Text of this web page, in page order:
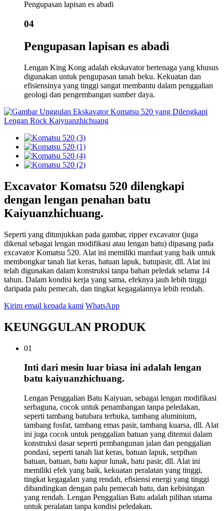
Pengupasan lapisan es abadi
04
Pengupasan lapisan es abadi
Lengan King Kong adalah ekskavator bertenaga yang khusus
digunakan untuk pengupasan tanah beku. Kekuatan dan
efisiensinya yang tinggi sangat membantu dalam penggalian
geologi dan pengembangan sumber daya.
Excavator Komatsu 520 dilengkapi
dengan lengan penahan batu
Kaiyuanzhichuang.
Seperti yang ditunjukkan pada gambar, ripper excavator (juga
dikenal sebagai lengan modifikasi atau lengan batu) dipasang pada
excavator Komatsu 520. Alat ini memiliki manfaat yang baik untuk
membongkar tanah liat keras, batuan lapuk, batupasir, dll. Alat ini
telah digunakan dalam konstruksi tanpa bahan peledak selama 14
tahun. Dalam kondisi kerja yang sama, efeknya jauh lebih tinggi
daripada palu pemecah, dan tingkat kegagalannya lebih rendah.
Kirim email kepada kami WhatsApp
KEUNGGULAN PRODUK
01
Inti dari mesin luar biasa ini adalah lengan
batu kaiyuanzhichuang.
Lengan Penggalian Batu Kaiyuan, sebagai lengan modifikasi
serbaguna, cocok untuk penambangan tanpa peledakan,
seperti tambang batubara terbuka, tambang aluminium,
tambang fosfat, tambang emas pasir, tambang kuarsa, dll. Alat
ini juga cocok untuk penggalian batuan yang ditemui dalam
konstruksi dasar seperti pembangunan jalan dan penggalian
pondasi, seperti tanah liat keras, batuan lapuk, serpihan
batuan, batuan, batu kapur lunak, batu pasir, dll. Alat ini
memiliki efek yang baik, kekuatan peralatan yang tinggi,
tingkat kegagalan yang rendah, efisiensi energi yang tinggi
dibandingkan dengan palu pemecah batu, dan kebisingan
yang rendah. Lengan Penggalian Batu adalah pilihan utama
untuk peralatan tanpa kondisi peledakan.